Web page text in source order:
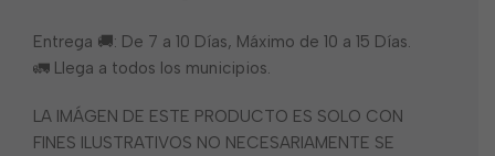
Entrega 🚚: De 7 a 10 Días, Máximo de 10 a 15 Días.
🚛 Llega a todos los municipios.
LA IMÁGEN DE ESTE PRODUCTO ES SOLO CON
FINES ILUSTRATIVOS NO NECESARIAMENTE SE